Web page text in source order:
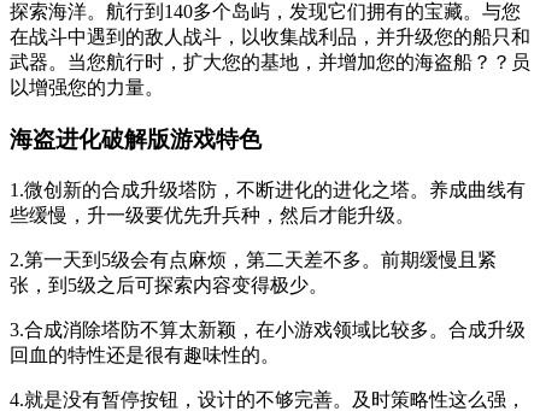
探索海洋。航行到140多个岛屿，发现它们拥有的宝藏。与您
在战斗中遇到的敌人战斗，以收集战利品，并升级您的船只和
武器。当您航行时，扩大您的基地，并增加您的海盗船？？员
以增强您的力量。
海盗进化破解版游戏特色
1.微创新的合成升级塔防，不断进化的进化之塔。养成曲线有
些缓慢，升一级要优先升兵种，然后才能升级。
2.第一天到5级会有点麻烦，第二天差不多。前期缓慢且紧
张，到5级之后可探索内容变得极少。
3.合成消除塔防不算太新颖，在小游戏领域比较多。合成升级
回血的特性还是很有趣味性的。
4.就是没有暂停按钮，设计的不够完善。及时策略性这么强，